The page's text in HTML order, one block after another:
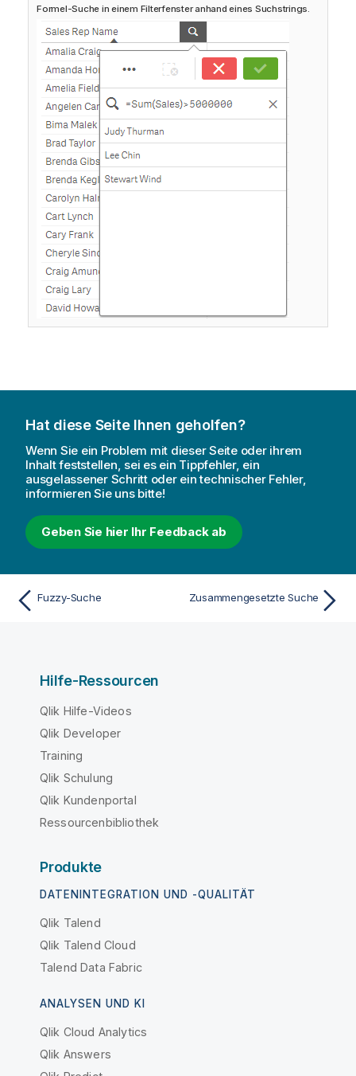
Formel-Suche in einem Filterfenster anhand eines Suchstrings.
Hat diese Seite Ihnen geholfen?
Wenn Sie ein Problem mit dieser Seite oder ihrem
Inhalt feststellen, sei es ein Tippfehler, ein
ausgelassener Schritt oder ein technischer Fehler,
informieren Sie uns bitte!
Geben Sie hier Ihr Feedback ab
Fuzzy-Suche Zusammengesetzte Suche
Hilfe-Ressourcen
Qlik Hilfe-Videos
Qlik Developer
Training
Qlik Schulung
Qlik Kundenportal
Ressourcenbibliothek
Produkte
DATENINTEGRATION UND -QUALITÄT
Qlik Talend
Qlik Talend Cloud
Talend Data Fabric
ANALYSEN UND KI
Qlik Cloud Analytics
Qlik Answers